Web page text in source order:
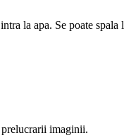
la apa. Se poate spala
prelucrarii imaginii.